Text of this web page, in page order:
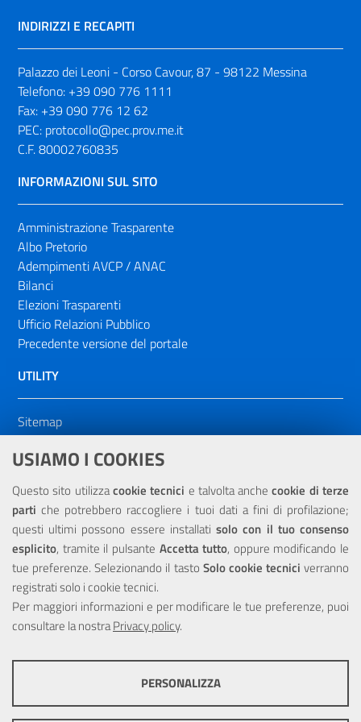
USIAMO I COOKIES
Questo sito utilizzacookie tecnici e talvolta anchecookie di terze
parti che potrebbero raccogliere i tuoi dati a fini di profilazione;
questi ultimi possono essere installatisolo con il tuo consenso
esplicito, tramite il pulsante Accetta tutto, oppure modificando le
tue preferenze. Selezionando il tasto Solo cookie tecnici verranno
registrati solo i cookie tecnici.
Per maggiori informazioni e per modificare le tue preferenze, puoi
consultare la nostraPrivacy policy.
PERSONALIZZA
INDIRIZZI E RECAPITI
Palazzo dei Leoni - Corso Cavour, 87 - 98122 Messina
Telefono: +39 090 776 1111
Fax: +39 090 776 12 62
PEC: protocollo@pec.prov.me.it
C.F. 80002760835
INFORMAZIONI SUL SITO
Amministrazione Trasparente
Albo Pretorio
Adempimenti AVCP / ANAC
Bilanci
Elezioni Trasparenti
Ufficio Relazioni Pubblico
Precedente versione del portale
UTILITY
Sitemap
Dichiarazione di accessibilità
NOTE LEGALI
Privacy
Portale realizzato con la partecipazione finanziaria dell'Unione
Europea tramite i fondi del POR Sicilia 2000/2006 Misura 6.05 -